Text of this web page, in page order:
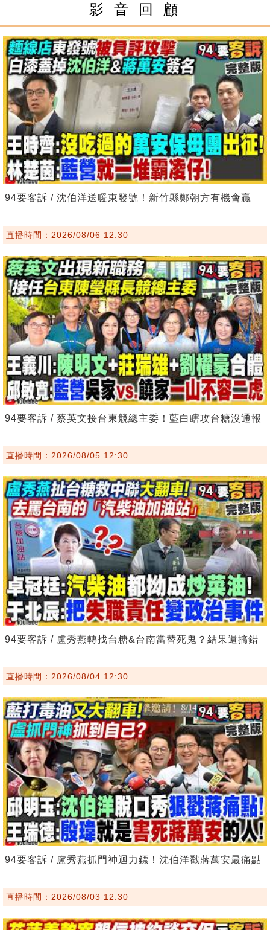
影 音 回 顧
94要客訴 / 沈伯洋送暖東發號！新竹縣鄭朝方有機會贏
直播時間：2026/08/06 12:30
94要客訴 / 蔡英文接台東競總主委！藍白瞎攻台糖沒通報
直播時間：2026/08/05 12:30
94要客訴 / 盧秀燕轉找台糖&台南當替死鬼？結果還搞錯
直播時間：2026/08/04 12:30
94要客訴 / 盧秀燕抓門神迴力鏢！沈伯洋戳蔣萬安最痛點
直播時間：2026/08/03 12:30